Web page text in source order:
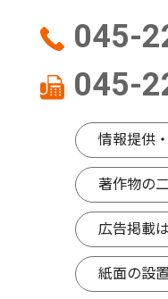
045-
045-
情報提供
著作物の
広告掲載
紙面の設